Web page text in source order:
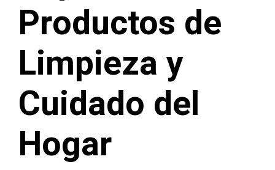
Productos de
Limpieza y
Cuidado del
Hogar